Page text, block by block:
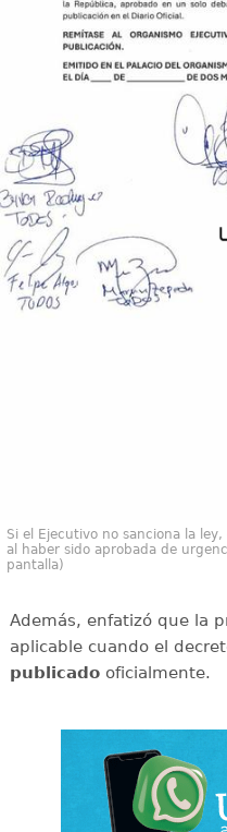
Si el Ejecutivo no sanciona la
al haber sido aprobada de
pantalla)
Además, enfatizó que la
aplicable cuando el
publicadooficialmente.